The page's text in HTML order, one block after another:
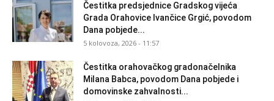
Čestitka predsjednice Gradskog vijeća
Grada Orahovice Ivančice Grgić, povodom
Dana pobjede...
5 kolovoza, 2026 - 11:57
Čestitka orahovačkog gradonačelnika
Milana Babca, povodom Dana pobjede i
domovinske zahvalnosti...